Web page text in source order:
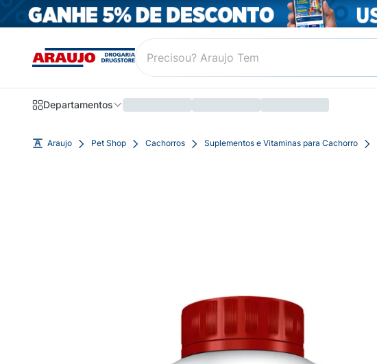
Departamentos
Araujo Pet Shop Cachorros Suplementos e Vitaminas para Cachorro